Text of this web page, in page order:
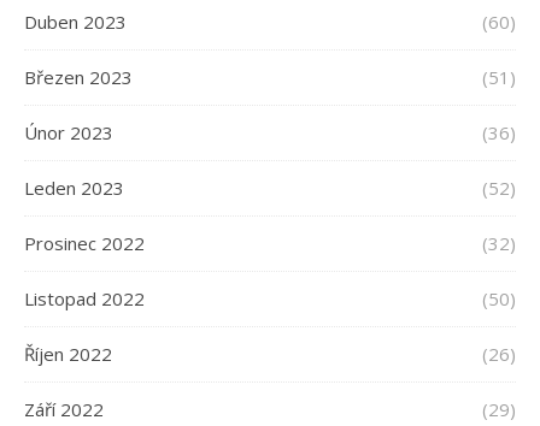
Duben 2023 (60)
Březen 2023 (51)
Únor 2023 (36)
Leden 2023 (52)
Prosinec 2022 (32)
Listopad 2022 (50)
Říjen 2022 (26)
Září 2022 (29)